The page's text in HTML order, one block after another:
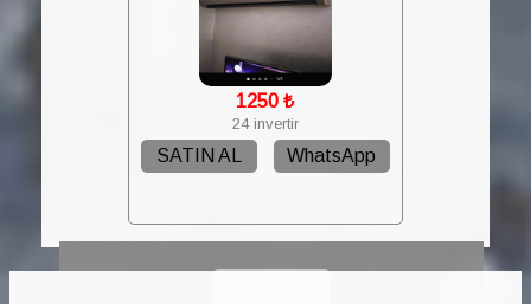
1250 ₺
24 invertir
SATIN AL WhatsApp